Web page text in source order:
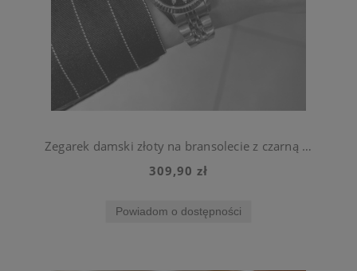
Zegarek damski złoty na bransolecie z czarną tarczą ze stali chirurgicznej
309,90 zł
Powiadom o dostępności